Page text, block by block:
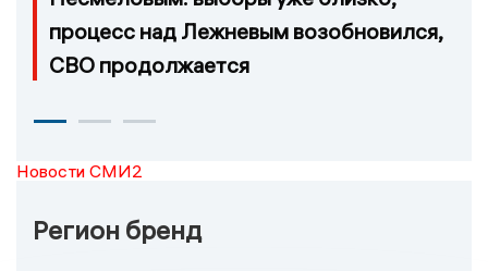
процесс над Лежневым возобновился,
СВО продолжается
Новости СМИ2
Регион бренд